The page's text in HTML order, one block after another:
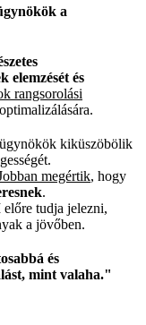
a
elemzését és
rangsorolási
kiküszöbölik
megértik, hogy
.
tudja jelezni,
a jövőben.
és
mint valaha."